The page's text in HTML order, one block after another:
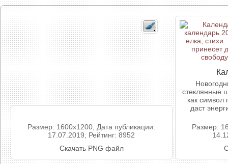
Размер: 1600x1200, Дата публикации:
17.07.2019, Рейтинг: 8952
Скачать PNG файл
стеклянные
как символ
даст
Размер: